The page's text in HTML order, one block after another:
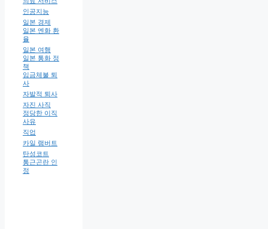
인공지능
일본 경제
일본 엔화 환
율
일본 여행
일본 통화 정
책
임금체불 퇴
사
자발적 퇴사
자진 사직
정당한 이직
사유
직업
카일 램버트
탄성코트
통근곤란 인
정